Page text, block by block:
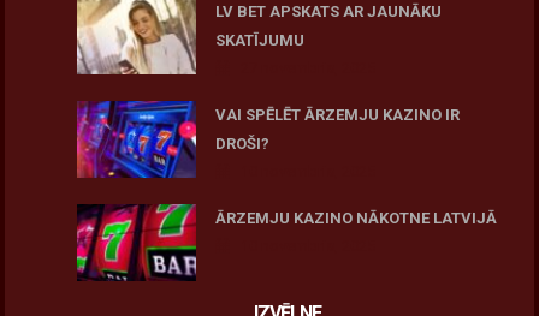
LV BET APSKATS AR JAUNĀKU
SKATĪJUMU
VAI SPĒLĒT ĀRZEMJU KAZINO IR
DROŠI?
ĀRZEMJU KAZINO NĀKOTNE LATVIJĀ